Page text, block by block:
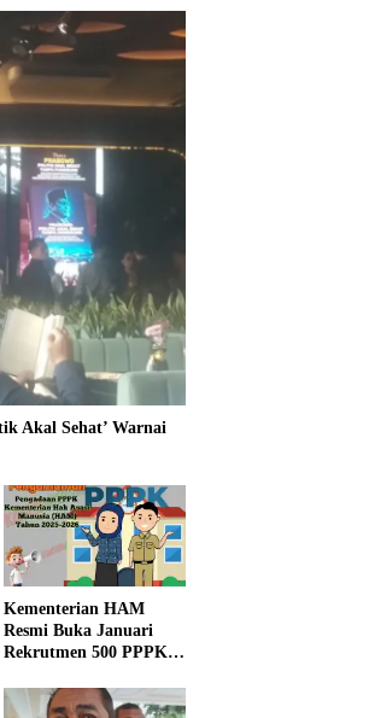
Akal Sehat’ Warnai
Kementerian HAM
Resmi Buka Januari
Rekrutmen 500 PPPK,